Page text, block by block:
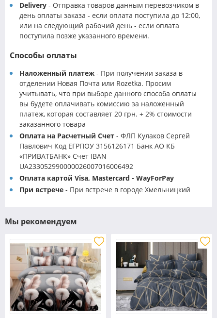
Delivery - Отправка товаров данным перевозчиком в
день оплаты заказа - если оплата поступила до 12:00,
или на следующий рабочий день - если оплата
поступила позже указанного времени.
Способы оплаты
Наложенный платеж - При получении заказа в
отделении Новая Почта или Rozetka. Просим
учитывать, что при выборе данного способа оплаты
вы будете оплачивать комиссию за наложенный
платеж, которая составляет 20 грн. + 2% стоимости
заказанного товара
Оплата на Расчетный Счет - ФЛП Кулаков Сергей
Павлович Код ЕГРПОУ 3156126171 Банк АО КБ
«ПРИВАТБАНК» Счет IBAN
UA233052990000026007016006492
Оплата картой Visa, Mastercard - WayForPay
При встрече - При встрече в городе Хмельницкий
Мы рекомендуем